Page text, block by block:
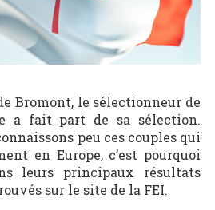
Bromont, le sélectionneur de
a fait part de sa sélection.
peu ces couples qui
en Europe, c’est pourquoi
leurs principaux résultats
sur le site de la FEI.